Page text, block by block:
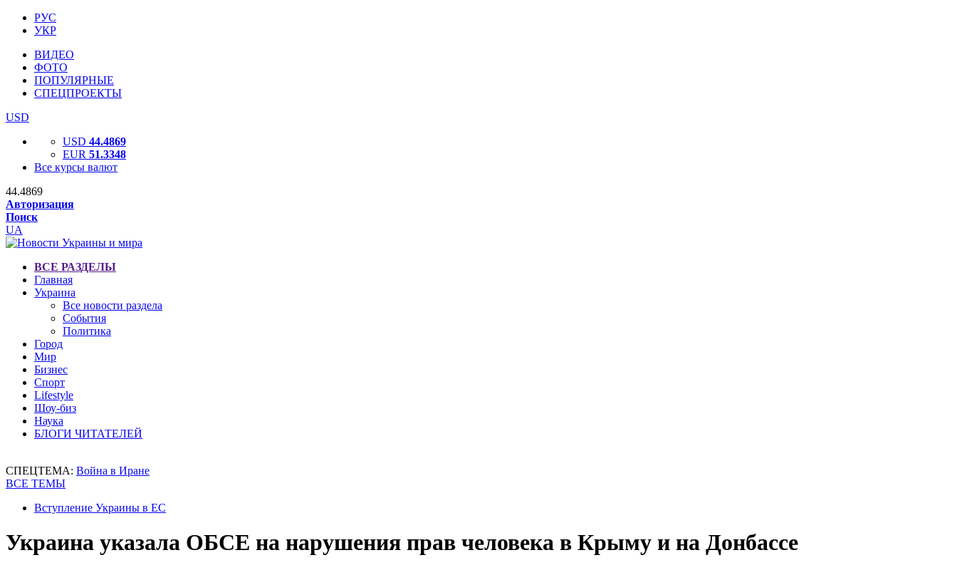
РУС
УКР
ВИДЕО
ФОТО
ПОПУЛЯРНЫЕ
СПЕЦПРОЕКТЫ
USD
USD 44.4869
EUR 51.3348
Все курсы валют
44.4869
Авторизация
Поиск
UA
ВСЕ РАЗДЕЛЫ
Главная
Украина
Все новости раздела
События
Политика
Город
Мир
Бизнес
Спорт
Lifestyle
Шоу-биз
Наука
БЛОГИ ЧИТАТЕЛЕЙ
СПЕЦТЕМА: Война в Иране
ВСЕ ТЕМЫ
Вступление Украины в ЕС
Украина указала ОБСЕ на нарушения прав человека в Крыму и на Донбассе